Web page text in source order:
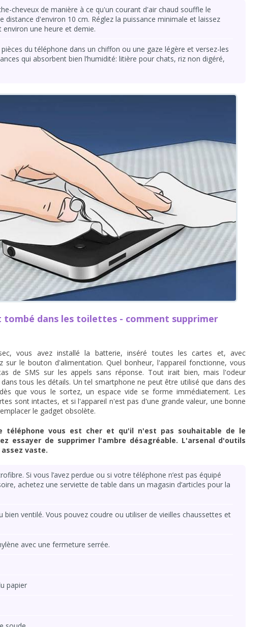
cheveux de manière à ce qu'un courant d'air chaud souffle le
distance d'environ 10 cm. Réglez la puissance minimale et laissez
environ une heure et demie.
pièces du téléphone dans un chiffon ou une gaze légère et versez-les
qui absorbent bien l’humidité: litière pour chats, riz non digéré,
tombé dans les toilettes - comment supprimer
vous avez installé la batterie, inséré toutes les cartes et, avec
sur le bouton d'alimentation. Quel bonheur, l'appareil fonctionne, vous
de SMS sur les appels sans réponse. Tout irait bien, mais l'odeur
tous les détails. Un tel smartphone ne peut être utilisé que dans des
que vous le sortez, un espace vide se forme immédiatement. Les
sont intactes, et si l'appareil n'est pas d'une grande valeur, une bonne
le gadget obsolète.
téléphone vous est cher et qu'il n'est pas souhaitable de le
essayer de supprimer l'ambre désagréable. L'arsenal d'outils
vaste.
Si vous l’avez perdue ou si votre téléphone n’est pas équipé
achetez une serviette de table dans un magasin d’articles pour la
bien ventilé. Vous pouvez coudre ou utiliser de vieilles chaussettes et
avec une fermeture serrée.
papier